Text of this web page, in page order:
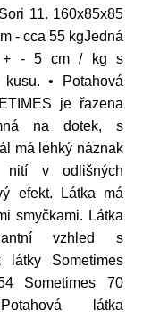
11. 160x85x85
- cca 55 kgJedná
+ - 5 cm / kg s
• Potahová
je řazena
na dotek, s
má lehký náznak
nití v odlišných
efekt. Látka má
smyčkami. Látka
vzhled s
látky Sometimes
Sometimes 70
látka